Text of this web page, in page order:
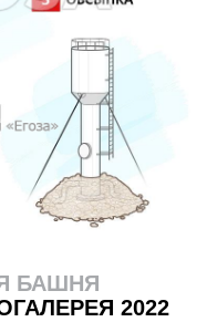
БАШНЯ
2022